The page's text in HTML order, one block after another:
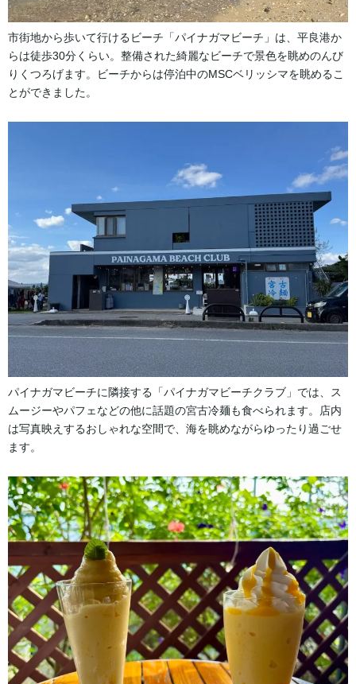
市街地から歩いて行けるビーチ「パイナガマビーチ」は、平良港か
らは徒歩30分くらい。整備された綺麗なビーチで景色を眺めのんび
りくつろげます。ビーチからは停泊中のMSCベリッシマを眺めるこ
とができました。
パイナガマビーチに隣接する「パイナガマビーチクラブ」では、ス
ムージーやパフェなどの他に話題の宮古冷麺も食べられます。店内
は写真映えするおしゃれな空間で、海を眺めながらゆったり過ごせ
ます。